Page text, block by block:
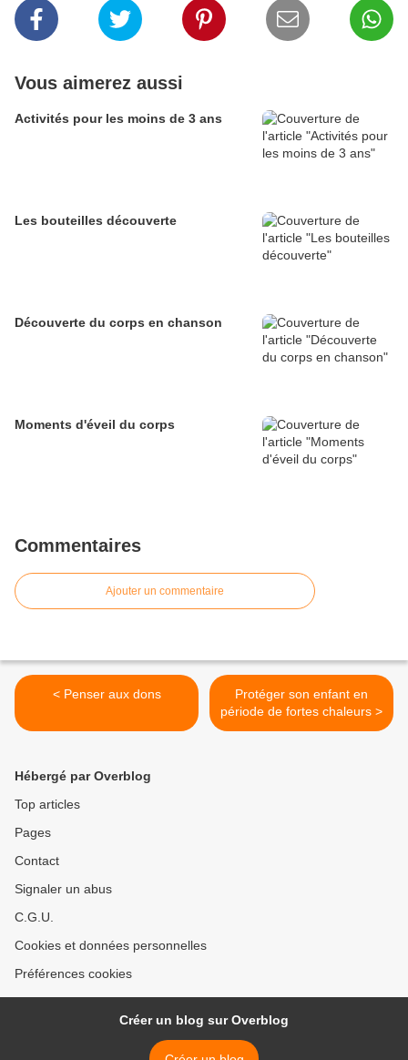
Vous aimerez aussi
Activités pour les moins de 3 ans
Les bouteilles découverte
Découverte du corps en chanson
Moments d'éveil du corps
Commentaires
Ajouter un commentaire
< Penser aux dons
Protéger son enfant en
période de fortes chaleurs >
Hébergé par Overblog
Top articles
Pages
Contact
Signaler un abus
C.G.U.
Cookies et données personnelles
Préférences cookies
Créer un blog sur Overblog